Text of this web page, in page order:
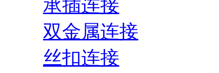
承插连接
双金属连接
丝扣连接